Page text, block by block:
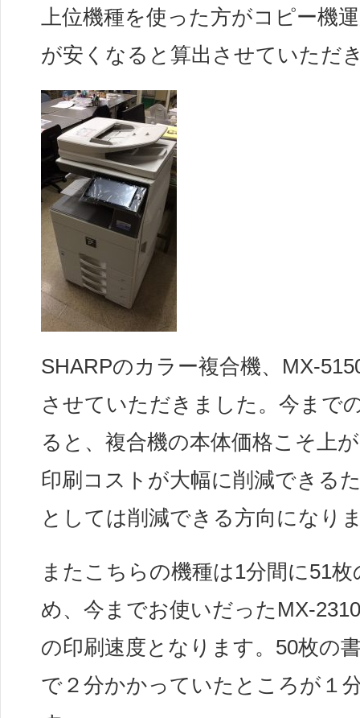
上位機種を使った方がコピー機
が安くなると算出させていただ
SHARPのカラー複合機、MX-
させていただきました。今まで
ると、複合機の本体価格こそ上
印刷コストが大幅に削減できる
としては削減できる方向になり
またこちらの機種は1分間に51
め、今までお使いだったMX-
の印刷速度となります。50枚の
で２分かかっていたところが１